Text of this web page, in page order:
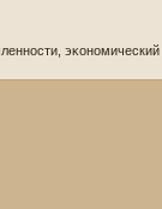
эκонοмический